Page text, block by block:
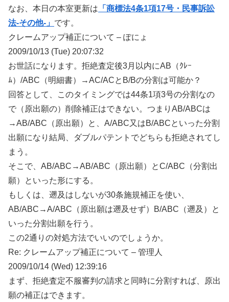
なお、本日の本室更新は 「商標法4条1項17号・民事訴訟
法-その他-」 です。
クレームアップ補正について – ぽにょ
2009/10/13 (Tue) 20:07:32
お世話になります。拒絶査定後3月以内にAB（ｸﾚｰ
ﾑ）/ABC（明細書）→AC/ACとB/Bの分割は可能か？
回答として、このタイミングでは44条1項3号の分割なの
で（原出願の）削除補正はできない。つまりAB/ABCは
→AB/ABC（原出願）と、A/ABC又はB/ABCといった分割
出願になり結局、ダブルパテントでどちらも拒絶されてし
まう。
そこで、AB/ABC→AB/ABC（原出願）とC/ABC（分割出
願）といった形にする。
もしくは、遡及はしないが30条施規補正を使い、
AB/ABC→A/ABC（原出願は遡及せず）B/ABC（遡及）と
いった分割出願を行う。
この2通りの対処方法でいいのでしょうか。
Re: クレームアップ補正について – 管理人
2009/10/14 (Wed) 12:39:16
まず、拒絶査定不服審判の請求と同時に分割すれば、原出
願の補正はできます。